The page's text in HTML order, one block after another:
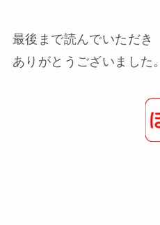
最後まで読んでいただき
ありがとうございました。